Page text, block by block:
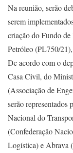
Na reunião, serão
serem
criação do Fundo
Petróleo (PL750/
De acordo com o
Casa Civil, do
(Associação de
serão
Nacional do
(Confederação
Logística) e Abrava